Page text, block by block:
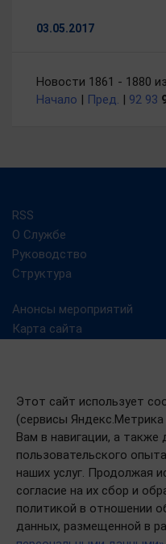
Этот сайт использует
(сервисы
Вам в навигации, а также
пользовательского
наших услуг. Продолжая
согласие на их сбор и
политикой в отношении
данных, размещенной в
03.05.2017
Новости 1861 - 1880
Начало | Пред. | 92 93
RSS
О Службе
Руководство
Структура
Анонсы мероприятий
Карта сайта